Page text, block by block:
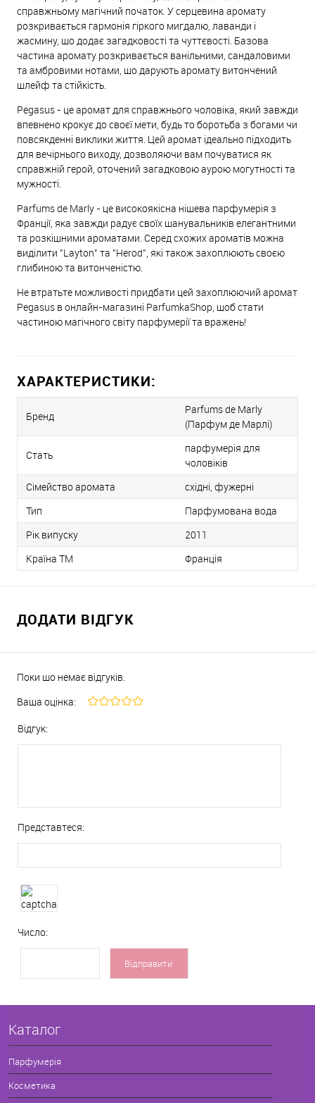
справжньому магічний початок. У серцевина аромату
розкривається гармонія гіркого мигдалю, лаванди і
жасмину, що додає загадковості та чуттєвості. Базова
частина аромату розкривається ванільними, сандаловими
та амбровими нотами, що дарують аромату витончений
шлейф та стійкість.
Pegasus - це аромат для справжнього чоловіка, який завжди
впевнено крокує до своєї мети, будь то боротьба з богами чи
повсякденні виклики життя. Цей аромат ідеально підходить
для вечірнього виходу, дозволяючи вам почуватися як
справжній герой, оточений загадковою аурою могутності та
мужності.
Parfums de Marly - це високоякісна нішева парфумерія з
Франції, яка завжди радує своїх шанувальників елегантними
та розкішними ароматами. Серед схожих ароматів можна
виділити "Layton" та "Herod", які також захоплюють своєю
глибиною та витонченістю.
Не втратьте можливості придбати цей захоплюючий аромат
Pegasus в онлайн-магазині ParfumkaShop, щоб стати
частиною магічного світу парфумерії та вражень!
ХАРАКТЕРИСТИКИ:
Бренд
Parfums de Marly
(Парфум де Марлі)
Стать
парфумерія для
чоловіків
Сімейство аромата
східні, фужерні
Тип
Парфумована вода
Рік випуску
2011
Країна ТМ
Франція
ДОДАТИ ВІДГУК
Поки що немає відгуків.
Ваша оцінка:
Відгук:
Представтеся:
Число:
Каталог
Парфумерія
Косметика